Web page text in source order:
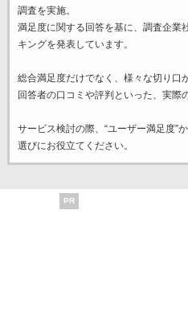
調査を実施。
満足度に関する回答を基に、調査企業
キングを発表しています。
総合満足度だけでなく、様々な切り口
回答者の口コミや評判といった、実際
サービス検討の際、“ユーザー満足度”
選びにお役立てください。
PR